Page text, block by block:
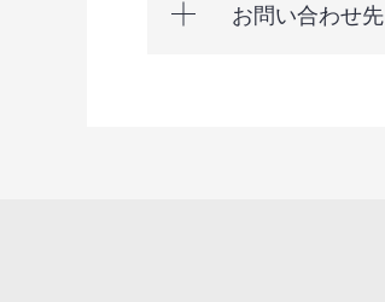
お問い合わせ先